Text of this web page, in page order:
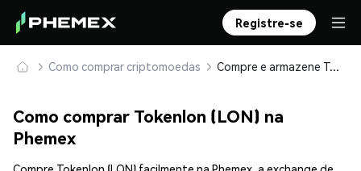
Registre-se
Como comprar criptomoedas Compre e armazene Tokenlon (LON) com segurança
Como comprar Tokenlon (LON) na
Phemex